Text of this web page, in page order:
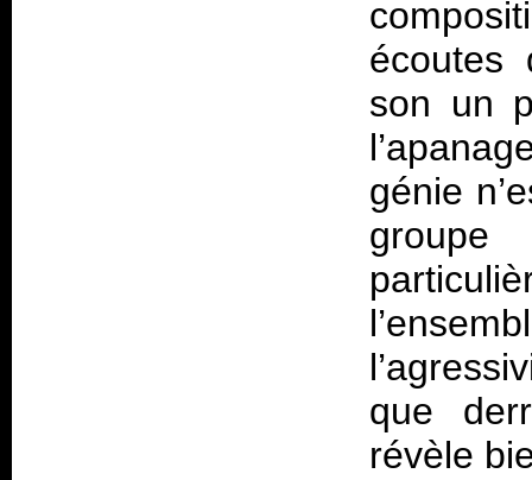
écoutes
son un
génie
que
révèle